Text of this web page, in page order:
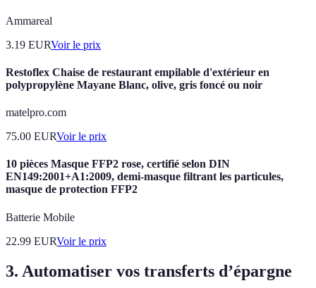
Ammareal
3.19 EURVoir le prix
Restoflex Chaise de restaurant empilable d'extérieur en
polypropylène Mayane Blanc, olive, gris foncé ou noir
matelpro.com
75.00 EURVoir le prix
10 pièces Masque FFP2 rose, certifié selon DIN
EN149:2001+A1:2009, demi-masque filtrant les particules,
masque de protection FFP2
Batterie Mobile
22.99 EURVoir le prix
3. Automatiser vos transferts d’épargne